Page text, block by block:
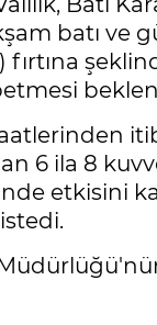
batı ve
6 ila 8
etkisini